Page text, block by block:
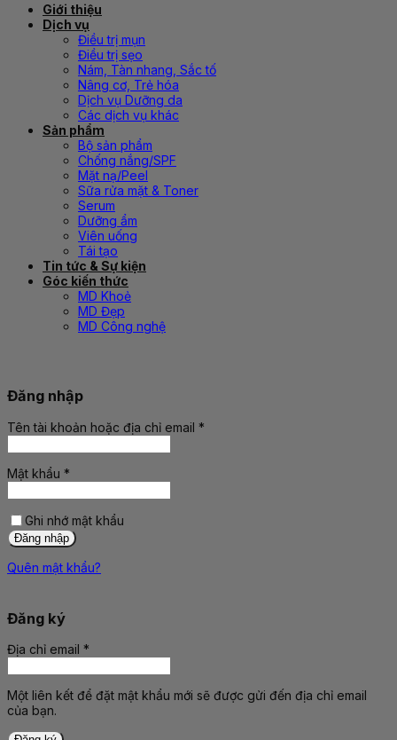
Giới thiệu
Dịch vụ
Điều trị mụn
Điều trị sẹo
Nám, Tàn nhang, Sắc tố
Nâng cơ, Trẻ hóa
Dịch vụ Dưỡng da
Các dịch vụ khác
Sản phẩm
Bộ sản phẩm
Chống nắng/SPF
Mặt nạ/Peel
Sữa rửa mặt & Toner
Serum
Dưỡng ẩm
Viên uống
Tái tạo
Tin tức & Sự kiện
Góc kiến thức
MD Khoẻ
MD Đẹp
MD Công nghệ
Đăng nhập
Tên tài khoản hoặc địa chỉ email *
Bắt
Mật khẩu *
Bắt
Ghi nhớ mật khẩu
Đăng nhập
Quên mật khẩu?
Đăng ký
Địa chỉ email *
Bắt
buộc
Một liên kết để đặt mật khẩu mới sẽ được gửi đến địa chỉ email
của bạn.